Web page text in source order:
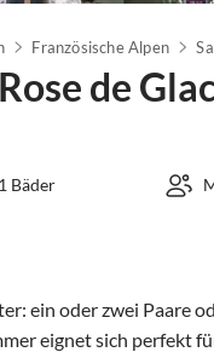
Französische Alpen
de
1 Bäder
ein oder zwei Paare
eignet sich perfekt